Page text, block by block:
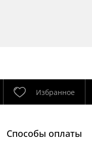
Избранное
Способы оплаты